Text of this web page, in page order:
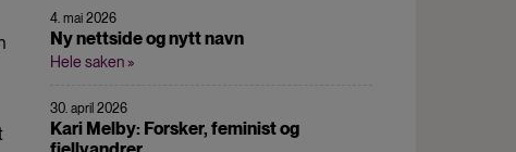
4. mai 2026
Ny nettside og nytt navn
Hele saken »
30. april 2026
Kari Melby: Forsker, feminist og